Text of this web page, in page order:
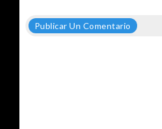
Publicar Un Comentario